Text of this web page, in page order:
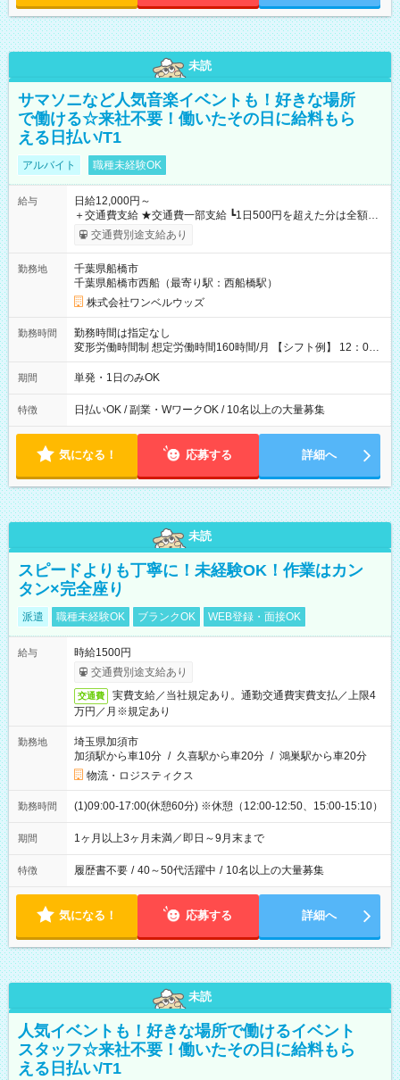
未読
サマソニなど人気音楽イベントも！好きな場所
で働ける☆来社不要！働いたその日に給料もら
える日払い/T1
アルバイト 職種未経験OK
給与
日給12,000円～
＋交通費支給 ★交通費一部支給 ┗1日500円を超えた分は全額支
給！ ※往復500円以内の方は自己負担となります ★日払いOK！
（規定あり） ┗働いたその日に現金GET♪ お仕事後はコンビニ
なし
交通費別途支給あり
勤務地
千葉県船橋市
千葉県船橋市西船（最寄り駅：西船橋駅）
株式会社ワンベルウッズ
勤務時間
勤務時間は指定なし
変形労働時間制 想定労働時間160時間/月 【シフト例】 12：00
～22：00
期間 単発・1日のみOK
特徴 日払いOK / 副業・WワークOK / 10名以上の大量募集
気になる！ 応募する 詳細へ
未読
スピードよりも丁寧に！未経験OK！作業はカン
タン×完全座り
派遣 職種未経験OK ブランクOK WEB登録・面接OK
給与
時給1500円
交通費別途支給あり
交通費
実費支給／当社規定あり。通勤交通費実費支払／上限4
万円／月※規定あり
勤務地
埼玉県加須市
加須駅から車10分 / 久喜駅から車20分 / 鴻巣駅から車20分
物流・ロジスティクス
勤務時間 (1)09:00-17:00(休憩60分) ※休憩（12:00-12:50、15:00-15:10）
期間 1ヶ月以上3ヶ月未満／即日～9月末まで
特徴 履歴書不要 / 40～50代活躍中 / 10名以上の大量募集
気になる！ 応募する 詳細へ
未読
人気イベントも！好きな場所で働けるイベント
スタッフ☆来社不要！働いたその日に給料もら
える日払い/T1